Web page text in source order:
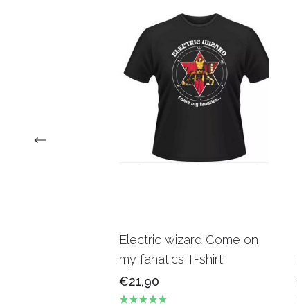
Electric wizard Come on
my fanatics T-shirt
€21,90